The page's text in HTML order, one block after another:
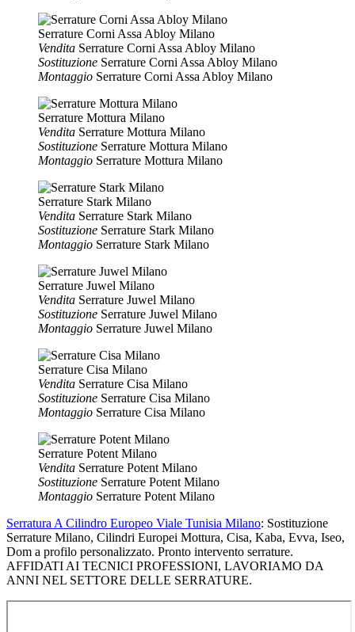
Serrature Corni Assa Abloy Milano
Vendita Serrature Corni Assa Abloy Milano
Sostituzione Serrature Corni Assa Abloy Milano
Montaggio Serrature Corni Assa Abloy Milano
Serrature Mottura Milano
Vendita Serrature Mottura Milano
Sostituzione Serrature Mottura Milano
Montaggio Serrature Mottura Milano
Serrature Stark Milano
Vendita Serrature Stark Milano
Sostituzione Serrature Stark Milano
Montaggio Serrature Stark Milano
Serrature Juwel Milano
Vendita Serrature Juwel Milano
Sostituzione Serrature Juwel Milano
Montaggio Serrature Juwel Milano
Serrature Cisa Milano
Vendita Serrature Cisa Milano
Sostituzione Serrature Cisa Milano
Montaggio Serrature Cisa Milano
Serrature Potent Milano
Vendita Serrature Potent Milano
Sostituzione Serrature Potent Milano
Montaggio Serrature Potent Milano
Serratura A Cilindro Europeo Viale Tunisia Milano: Sostituzione
Serrature Milano, Cilindri Europei Mottura, Cisa, Kaba, Evva, Iseo,
Dom a profilo personalizzato. Pronto intervento serrature.
AFFIDATI AI TECNICI PROFESSIONI, LAVORIAMO DA
ANNI NEL SETTORE DELLE SERRATURE.